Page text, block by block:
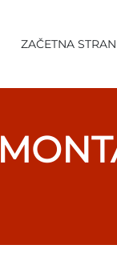
ZAČETNA STRAN